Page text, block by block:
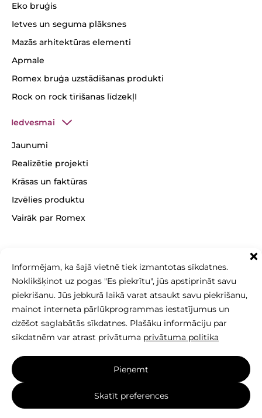
Informējam, ka šajā vietnē tiek izmantotas sīkdatnes.
Noklikšķinot uz pogas "Es piekrītu", jūs apstiprināt savu
piekrišanu. Jūs jebkurā laikā varat atsaukt savu piekrišanu,
mainot interneta pārlūkprogrammas iestatījumus un
dzēšot saglabātās sīkdatnes. Plašāku informāciju par
sīkdatnēm var atrast privātuma privātuma politika
Pieņemt
Skatīt preferences
Eko bruģis
Ietves un seguma plāksnes
Mazās arhitektūras elementi
Apmale
Romex bruģa uzstādīšanas produkti
Rock on rock tīrīšanas līdzekļI
Iedvesmai
Jaunumi
Realizētie projekti
Krāsas un faktūras
Izvēlies produktu
Vairāk par Romex
+371 26 256 256
sales@betonomozaika.lv
Šīs vietnes saturs, teksts un fotoattēli ir SIA Betono
mozaika īpašums, un tos nedrīkst kopēt, izmantot
vai izplatīt bez rakstiskas atļaujas.